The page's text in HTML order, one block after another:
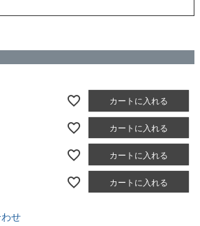
カートに入れる
カートに入れる
カートに入れる
カートに入れる
せ